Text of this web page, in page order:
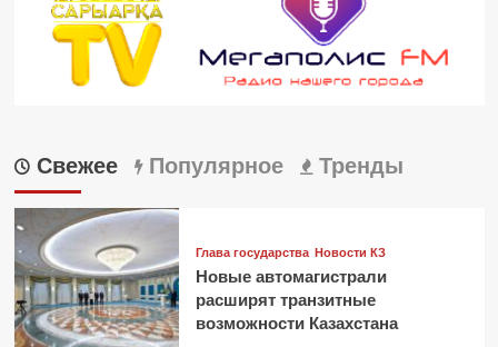
Свежее Популярное Тренды
Глава государства Новости КЗ
Новые автомагистрали
расширят транзитные
возможности Казахстана